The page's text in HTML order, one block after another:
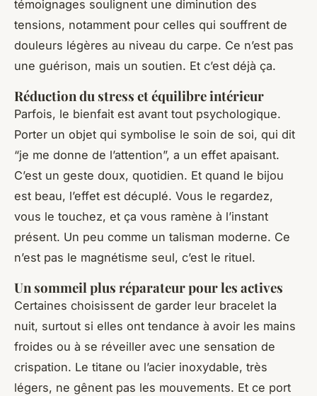
témoignages soulignent une diminution des
tensions, notamment pour celles qui souffrent de
douleurs légères au niveau du carpe. Ce n’est pas
une guérison, mais un soutien. Et c’est déjà ça.
Réduction du stress et équilibre intérieur
Parfois, le bienfait est avant tout psychologique.
Porter un objet qui symbolise le soin de soi, qui dit
“je me donne de l’attention”, a un effet apaisant.
C’est un geste doux, quotidien. Et quand le bijou
est beau, l’effet est décuplé. Vous le regardez,
vous le touchez, et ça vous ramène à l’instant
présent. Un peu comme un talisman moderne. Ce
n’est pas le magnétisme seul, c’est le rituel.
Un sommeil plus réparateur pour les actives
Certaines choisissent de garder leur bracelet la
nuit, surtout si elles ont tendance à avoir les mains
froides ou à se réveiller avec une sensation de
crispation. Le titane ou l’acier inoxydable, très
légers, ne gênent pas les mouvements. Et ce port